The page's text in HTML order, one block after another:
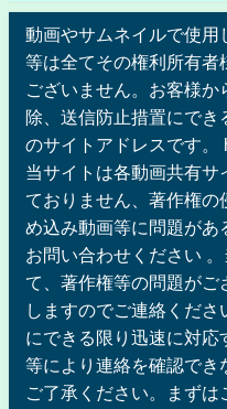
動画やサムネイルで使用
等は全てその権利所有者
ございません。お客様か
除、送信防止措置にで
のサイトアドレスです。
当サイトは各動画共有サ
ておりません、著作権の
め込み動画等に問題があ
お問い合わせください
て、著作権等の問題がご
しますのでご連絡くだ
にできる限り迅速に対応
等により連絡を確認でき
ご了承ください。まず